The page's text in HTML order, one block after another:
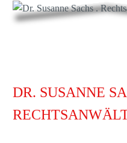
DR. SUSANNE